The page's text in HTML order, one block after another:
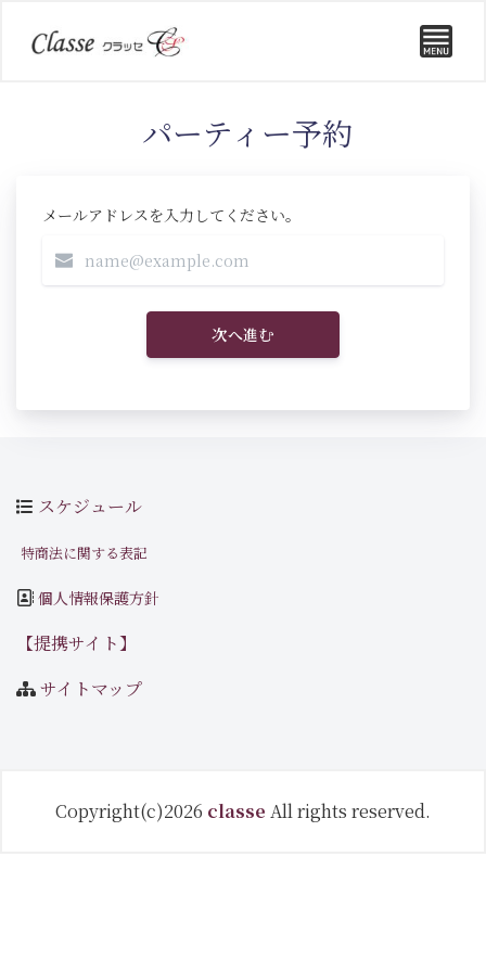
パーティー予約
メールアドレスを入力してください。
次へ進む
スケジュール
特商法に関する表記
個人情報保護方針
【提携サイト】
サイトマップ
Copyright(c)2026 classe All rights reserved.